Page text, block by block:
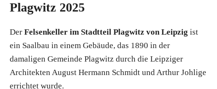
Plagwitz 2025
Der Felsenkeller im Stadtteil Plagwitz von Leipzig ist
ein Saalbau in einem Gebäude, das 1890 in der
damaligen Gemeinde Plagwitz durch die Leipziger
Architekten August Hermann Schmidt und Arthur Johlige
errichtet wurde.